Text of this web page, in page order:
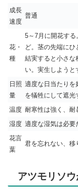
成長
速度
普通
花・
種
5～7月に開花す
ど。茎の先端に
結実すると小さな
い。実生しよう
日照
量
適度な日当たりを
を犠牲にして遮光
温度 耐寒性は強く、耐
湿度 適度な湿気は必要
花言
葉
君を忘れない、移
アツモリソ